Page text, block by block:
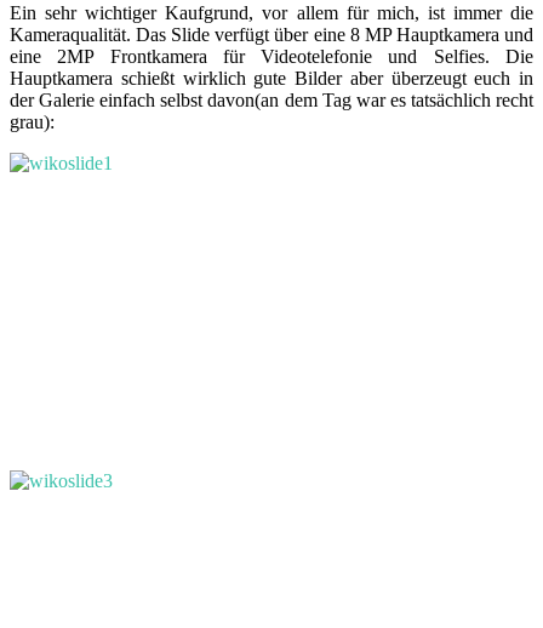
Ein sehr wichtiger Kaufgrund, vor allem für mich, ist immer die
Kameraqualität. Das Slide verfügt über eine 8 MP Hauptkamera und
eine 2MP Frontkamera für Videotelefonie und Selfies. Die
Hauptkamera schießt wirklich gute Bilder aber überzeugt euch in
der Galerie einfach selbst davon(an dem Tag war es tatsächlich recht
grau):